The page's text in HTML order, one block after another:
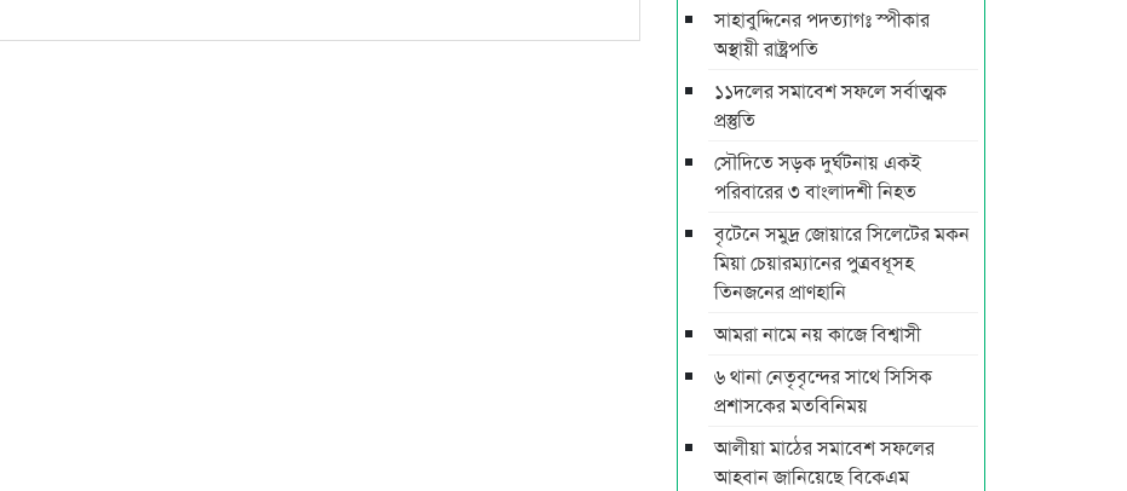
সাহাবুদ্দিনের পদত্যাগঃ স্পীকার
অস্থায়ী রাষ্ট্রপতি
১১দলের সমাবেশ সফলে সর্বাত্মক
প্রস্তুতি
সৌদিতে সড়ক দুর্ঘটনায় একই
পরিবারের ৩ বাংলাদশী নিহত
বৃটেনে সমুদ্র জোয়ারে সিলেটের মকন
মিয়া চেয়ারম্যানের পুত্রবধূসহ
তিনজনের প্রাণহানি
আমরা নামে নয় কাজে বিশ্বাসী
৬ থানা নেতৃবৃন্দের সাথে সিসিক
প্রশাসকের মতবিনিময়
আলীয়া মাঠের সমাবেশ সফলের
আহবান জানিয়েছে বিকেএম